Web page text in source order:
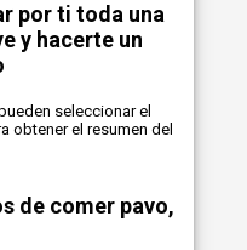
por ti toda una
y hacerte un
seleccionar el
obtener el resumen del
de comer pavo,